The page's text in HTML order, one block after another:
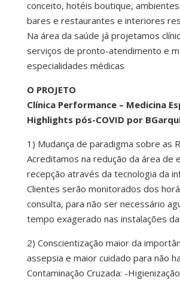
conceito, hotéis boutique,
bares e restaurantes e interiores
Na área da saúde já projetamos
serviços de pronto-atendimento e
especialidades médicas
O PROJETO
Clínica Performance – Medicina
Highlights pós-COVID por
1) Mudança de paradigma sobre as
Acreditamos na redução da área de
recepção através da tecnologia da
Clientes serão monitorados dos
consulta, para não ser necessário
tempo exagerado nas instalações da
2) Conscientização maior da
assepsia e maior cuidado para não
Contaminação Cruzada: -